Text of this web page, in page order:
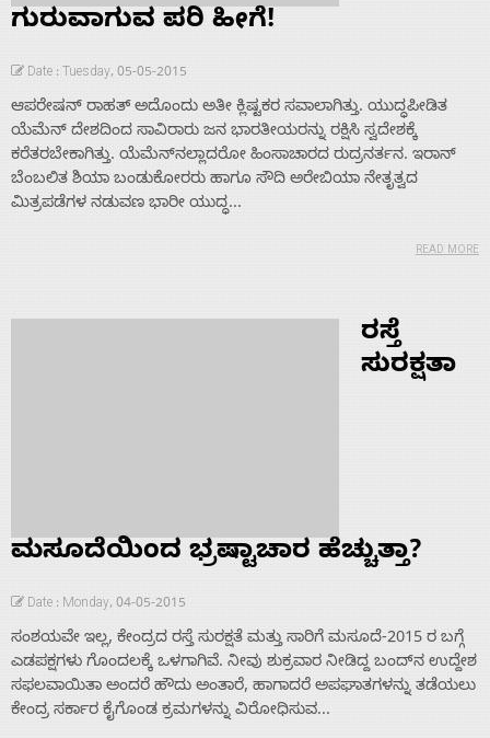
ಗುರುವಾಗುವ ಪರಿ ಹೀಗೆ!
Date : Tuesday, 05-05-2015
ಆಪರೇಷನ್ ರಾಹತ್ ಅದೊಂದು ಅತೀ ಕ್ಲಿಷ್ಟಕರ ಸವಾಲಾಗಿತ್ತು. ಯುದ್ಧಪೀಡಿತ
ಯೆಮೆನ್ ದೇಶದಿಂದ ಸಾವಿರಾರು ಜನ ಭಾರತೀಯರನ್ನು ರಕ್ಷಿಸಿ ಸ್ವದೇಶಕ್ಕೆ
ಕರೆತರಬೇಕಾಗಿತ್ತು. ಯೆಮೆನ್‌ನಲ್ಲಾದರೋ ಹಿಂಸಾಚಾರದ ರುದ್ರನರ್ತನ. ಇರಾನ್
ಬೆಂಬಲಿತ ಶಿಯಾ ಬಂಡುಕೋರರು ಹಾಗೂ ಸೌದಿ ಅರೇಬಿಯಾ ನೇತೃತ್ವದ
ಮಿತ್ರಪಡೆಗಳ ನಡುವಣ ಭಾರೀ ಯುದ್ಧ...
READ MORE
ರಸ್ತೆ
ಸುರಕ್ಷತಾ
ಮಸೂದೆಯಿಂದ ಭ್ರಷ್ಟಾಚಾರ ಹೆಚ್ಚುತ್ತಾ?
Date : Monday, 04-05-2015
ಸಂಶಯವೇ ಇಲ್ಲ, ಕೇಂದ್ರದ ರಸ್ತೆ ಸುರಕ್ಷತೆ ಮತ್ತು ಸಾರಿಗೆ ಮಸೂದೆ-2015 ರ ಬಗ್ಗೆ
ಎಡಪಕ್ಷಗಳು ಗೊಂದಲಕ್ಕೆ ಒಳಗಾಗಿವೆ. ನೀವು ಶುಕ್ರವಾರ ನೀಡಿದ್ದ ಬಂದ್‌ನ ಉದ್ದೇಶ
ಸಫಲವಾಯಿತಾ ಅಂದರೆ ಹೌದು ಅಂತಾರೆ, ಹಾಗಾದರೆ ಅಪಘಾತಗಳನ್ನು ತಡೆಯಲು
ಕೇಂದ್ರ ಸರ್ಕಾರ ಕೈಗೊಂಡ ಕ್ರಮಗಳನ್ನು ವಿರೋಧಿಸುವ...